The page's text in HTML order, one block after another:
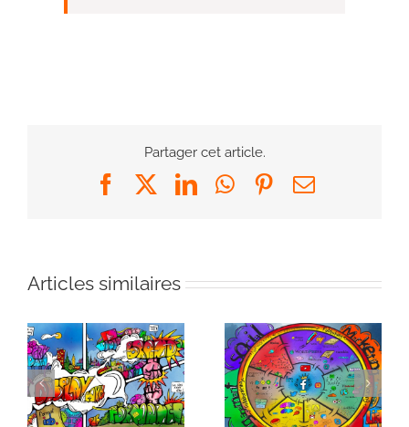
Partager cet article.
FacebookLinkedInWhatsApp
Pinterest
Email
Articles similaires